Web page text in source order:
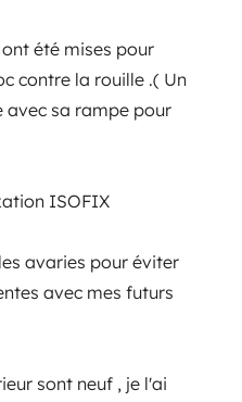
été mises pour
contre la rouille .( Un
sa rampe pour
ISOFIX
avaries pour éviter
avec mes futurs
sont neuf , je l'ai